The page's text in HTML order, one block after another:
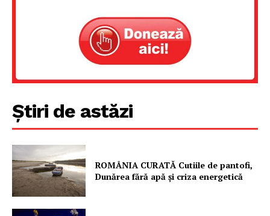
PRESShub
Despre noi / Echipa
Rețea
Știri de astăzi
ROMÂNIA CURATĂ Cutiile de pantofi,
Dunărea fără apă și criza energetică